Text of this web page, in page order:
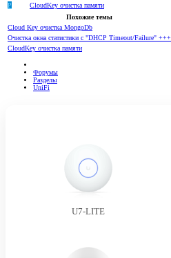
P
CloudKey очистка памяти
Похожие темы
Cloud Key очистка MongoDb
Очистка окна статистики с "DHCP Timeout/Failure" +++
CloudKey очистка памяти
Форумы
Разделы
UniFi
U7-LITE